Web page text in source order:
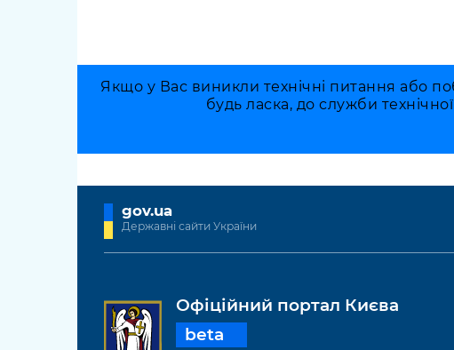
Якщо у Вас виникли технічні питання або
будь ласка, до служби
gov.ua
Державні сайти України
Офіційний портал Києва
beta